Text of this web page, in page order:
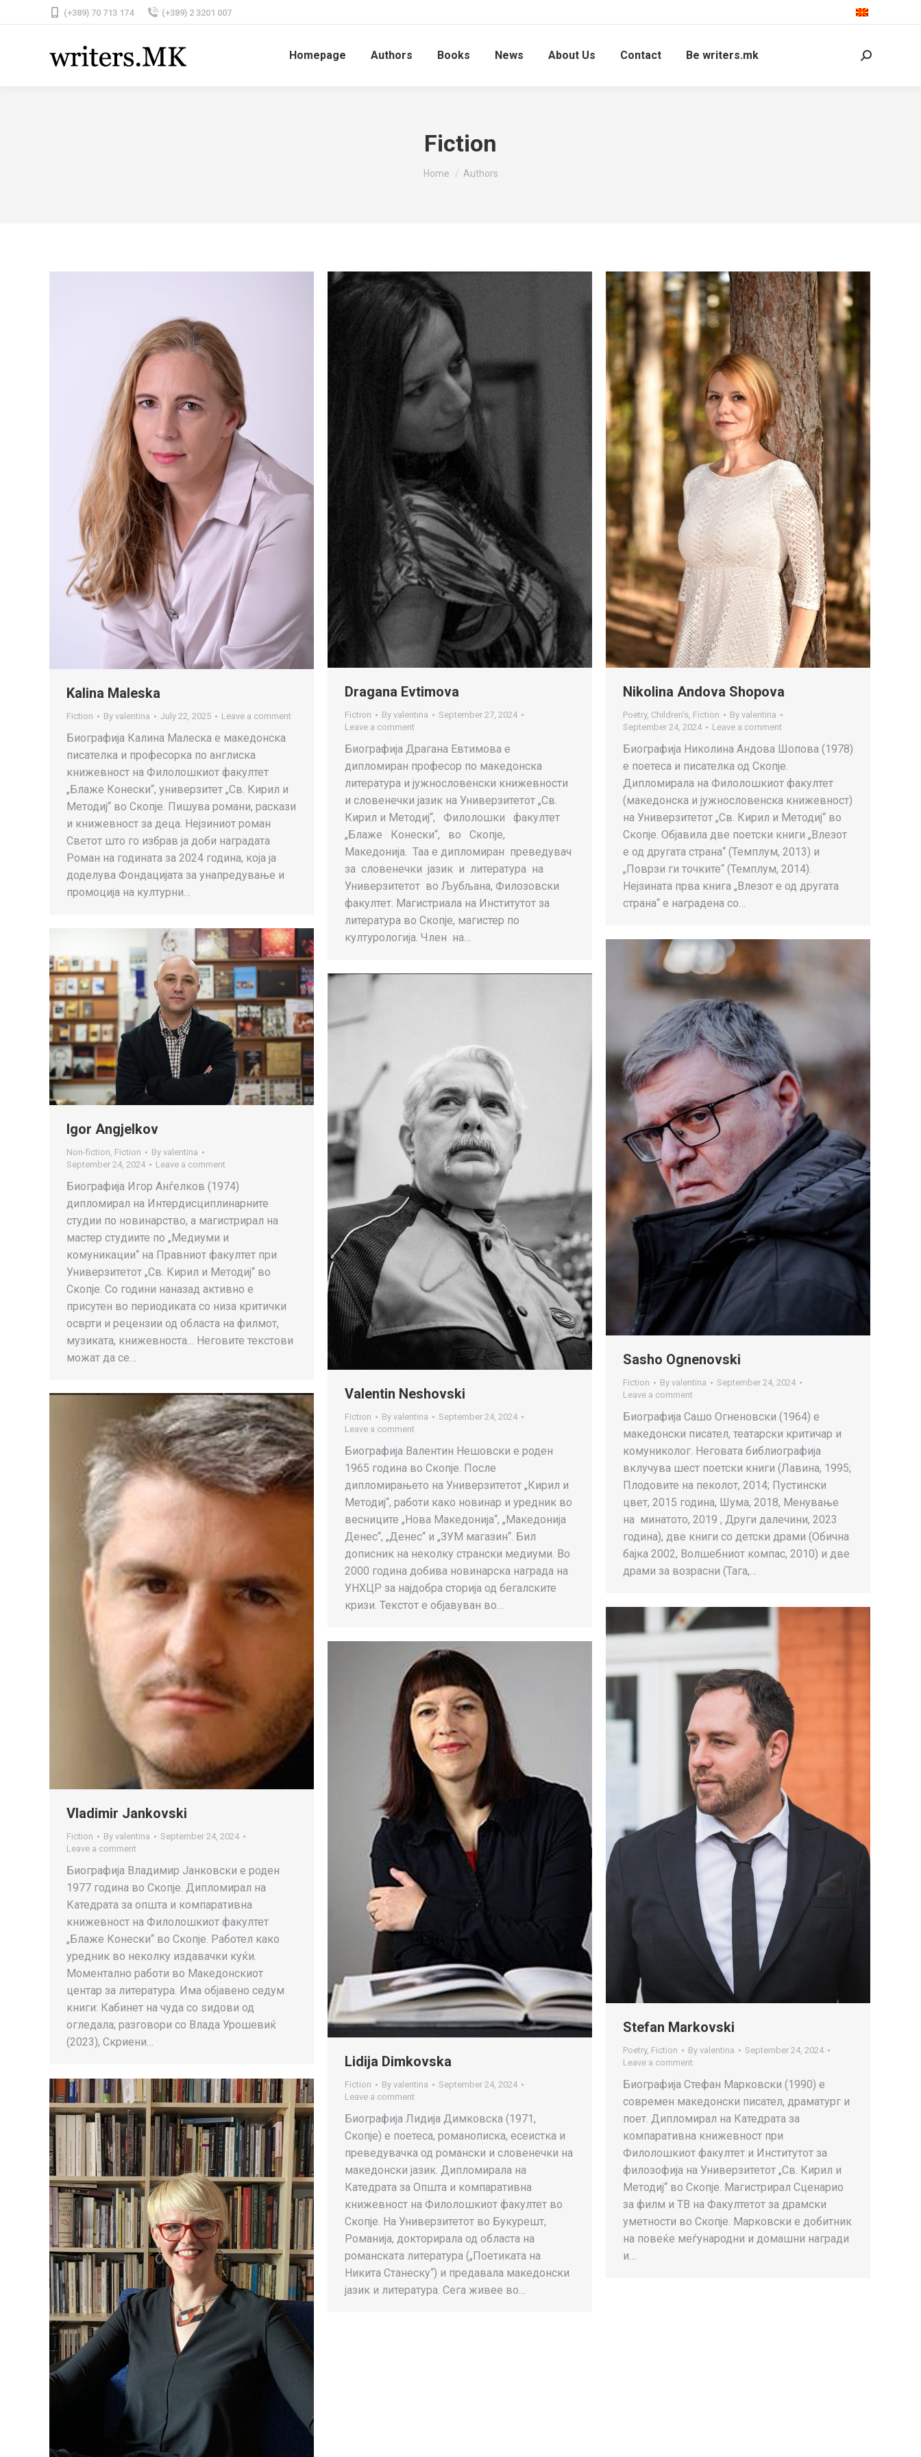
(+389) 70 713 174 (+389) 2 3201 007
Homepage Authors Books News About Us Contact Be writers.mk Search:
Fiction
You are here:
Home Authors
Kalina Maleska
Fiction By valentina July 22, 2025 Leave a comment
Биографија Калина Малеска е македонска
писателка и професорка по англиска
книжевност на Филолошкиот факултет
„Блаже Конески“, универзитет „Св. Кирил и
Методиј“ во Скопје. Пишува романи, раскази
и книжевност за деца. Нејзиниот роман
Светот што го избрав ја доби наградата
Роман на годината за 2024 година, која ја
доделува Фондацијата за унапредување и
промоција на културни…
Dragana Evtimova
Fiction By valentina
September 27, 2024
Leave a comment
Биографија Драгана Евтимова е
дипломиран професор по македонска
литература и јужнословенски книжевности
и словенечки јазик на Универзитетот „Св.
Кирил и Методиј“, Филолошки факултет
„Блаже Конески“, во Скопје,
Македонија. Таа е дипломиран преведувач
за словенечки јазик и литература на
Универзитетот во Љубљана, Филозовски
факултет. Mагистриала на Институтот за
литература во Скопје, магистер по
културологија. Член на…
Nikolina Andova Shopova
Poetry, Children's, Fiction By valentina
September 24, 2024
Leave a comment
Биографија Николина Андова Шопова (1978)
е поетеса и писателка од Скопје.
Дипломирала на Филолошкиот факултет
(македонска и јужнословенска книжевност)
на Универзитетот „Св. Кирил и Методиј“ во
Скопје. Објавила две поетски книги „Влезот
е од другата страна“ (Темплум, 2013) и
„Поврзи ги точките“ (Темплум, 2014).
Нејзината прва книга „Влезот е од другата
страна“ е наградена со…
Igor Angjelkov
Non-fiction Fiction By valentina
September 24, 2024
Leave a comment
Биографија Игор Анѓелков (1974)
дипломирал на Интердисциплинарните
студии по новинарство, а магистрирал на
мастер студиите по „Медиуми и
комуникации“ на Правниот факултет при
Универзитетот „Св. Кирил и Методиј“ во
Скопје. Со години наназад активно е
присутен во периодиката со низа критички
осврти и рецензии од областа на филмот,
музиката, книжевноста… Неговите текстови
можат да се…
Sasho Ognenovski
Fiction By valentina
September 24, 2024
Leave a comment
Биографија Сашо Огненовски (1964) е
македонски писател, театарски критичар и
комуниколог. Неговата библиографија
вклучува шест поетски книги (Лавина, 1995;
Плодовите на пеколот, 2014; Пустински
цвет, 2015 година, Шума, 2018, Менување
на минатото, 2019 , Други далечини, 2023
година), две книги со детски драми (Обична
бајка 2002, Волшебниот компас, 2010) и две
драми за возрасни (Тага,…
Valentin Neshovski
Fiction By valentina
September 24, 2024
Leave a comment
Биографија Валентин Нешовски е роден
1965 година во Скопје. После
дипломирањето на Универзитетот „Кирил и
Методиј“, работи како новинар и уредник во
весниците „Нова Македонија“, „Македонија
Денес“, „Денес“ и „ЗУМ магазин“. Бил
дописник на неколку странски медиуми. Во
2000 година добива новинарска награда на
УНХЦР за најдобра сторија од бегалските
кризи. Текстот е објавуван во…
Vladimir Jankovski
Fiction By valentina
September 24, 2024
Leave a comment
Биографија Владимир Јанковски е роден
1977 година во Скопје. Дипломирал на
Катедрата за општа и компаративна
книжевност на Филолошкиот факултет
„Блаже Конески“ во Скопје. Работел како
уредник во неколку издавачки куќи.
Моментално работи во Македонскиот
центар за литература. Има објавено седум
книги: Кабинет на чуда со ѕидови од
огледала; разговори со Влада Урошевиќ
(2023), Скриени…
Stefan Markovski
Poetry, Fiction By valentina
September 24, 2024
Leave a comment
Биографија Стефан Марковски (1990) е
современ македонски писател, драматург и
поет. Дипломирал на Катедрата за
компаративна книжевност при
Филолошкиот факултет и Институтот за
филозофија на Универзитетот „Св. Кирил и
Методиј“ во Скопје. Магистрирал Сценарио
за филм и ТВ на Факултетот за драмски
уметности во Скопје. Марковски е добитник
на повеќе меѓународни и домашни награди
и…
Lidija Dimkovska
Fiction By valentina
September 24, 2024
Leave a comment
Биографија Лидија Димковска (1971,
Скопје) е поетеса, романописка, есеистка и
преведувачка од романски и словенечки на
македонски јазик. Дипломирала на
Катедрата за Општа и компаративна
книжевност на Филолошкиот факултет во
Скопје. На Универзитетот во Букурешт,
Романија, докторирала од областа на
романската литература („Поетиката на
Никита Станеску“) и предавала македонски
јазик и литература. Сега живее во…